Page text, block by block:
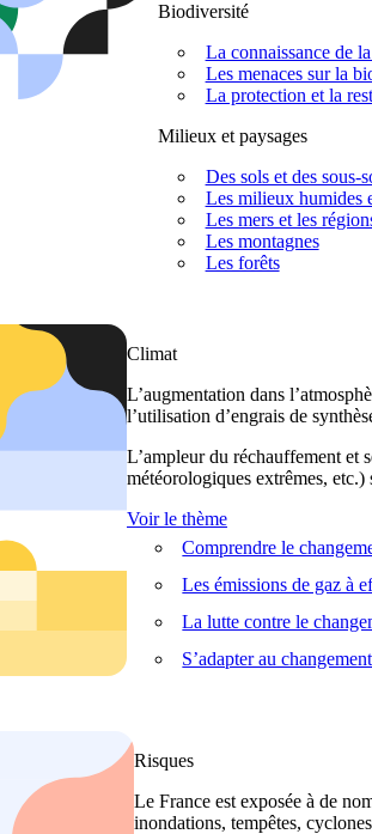
Biodiversité
La connaissance de
Les menaces sur la
La protection et la
Milieux et paysages
Des sols et des sous-
Les milieux humides
Les mers et les
Les montagnes
Les forêts
Climat
L’augmentation dans
l’utilisation d’engrais de
L’ampleur du réchauffement et
météorologiques extrêmes,
Voir le thème
Comprendre le
Les émissions de gaz à
La lutte contre le
S’adapter au
Risques
Le France est exposée à de
inondations, tempêtes,